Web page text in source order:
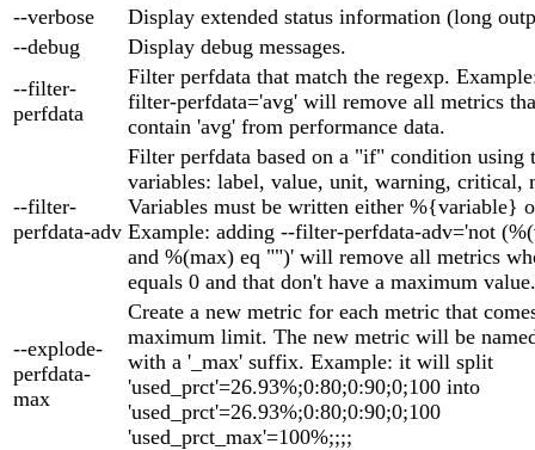
--verbose
Display extended status information (long
--debug
Display debug messages.
--filter-
perfdata
Filter perfdata that match the regexp.
filter-perfdata='avg' will remove all metrics
contain 'avg' from performance data.
--filter-
perfdata-adv
Filter perfdata based on a "if" condition using
variables: label, value, unit, warning, critical,
Variables must be written either %{variable}
Example: adding --filter-perfdata-adv='not
and %(max) eq "")' will remove all metrics
equals 0 and that don't have a maximum value.
--explode-
perfdata-
max
Create a new metric for each metric that
maximum limit. The new metric will be
with a '_max' suffix. Example: it will split
'used_prct'=26.93%;0:80;0:90;0;100 into
'used_prct'=26.93%;0:80;0:90;0;100
'used_prct_max'=100%;;;;